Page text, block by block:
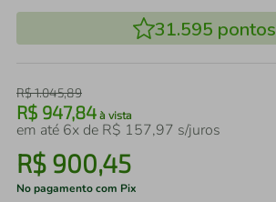
31.595 pontos
R$1.045,89
R$ 947,84 à vista
em até 6x de R$ 157,97 s/juros
R$ 900,45
No pagamento com Pix